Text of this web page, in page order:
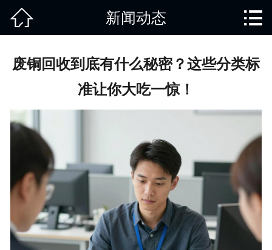
废旧知识
服务项目
免责说明
 新闻动态 
废铜回收到底有什么秘密？这些分类标
准让你大吃一惊！